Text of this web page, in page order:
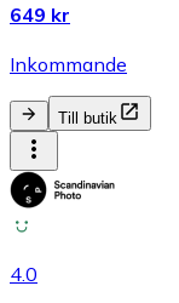
649 kr
Inkommande
Till butik
4.0